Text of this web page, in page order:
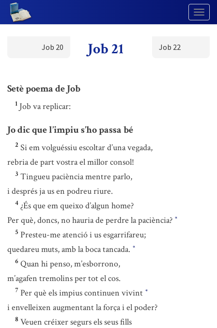
Job 20 Job 21 Job 22
Setè poema de Job
1 Job va replicar:
Jo dic que l’impiu s’ho passa bé
2 Si em volguéssiu escoltar d’una vegada,
rebria de part vostra el millor consol!
3 Tingueu paciència mentre parlo,
i després ja us en podreu riure.
4 ¿És que em queixo d’algun home?
Per què, doncs, no hauria de perdre la paciència? *
5 Presteu-me atenció i us esgarrifareu;
quedareu muts, amb la boca tancada. *
6 Quan hi penso, m’esborrono,
m’agafen tremolins per tot el cos.
7 Per què els impius continuen vivint *
i envelleixen augmentant la força i el poder?
8 Veuen créixer segurs els seus fills